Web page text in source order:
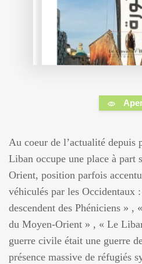
Au coeur de l’actualité depuis
Liban occupe une place à part
Orient, position parfois
véhiculés par les Occidentaux
descendent des Phéniciens » ,
du Moyen-Orient » , « Le
guerre civile était une guerre
présence massive de réfugiés